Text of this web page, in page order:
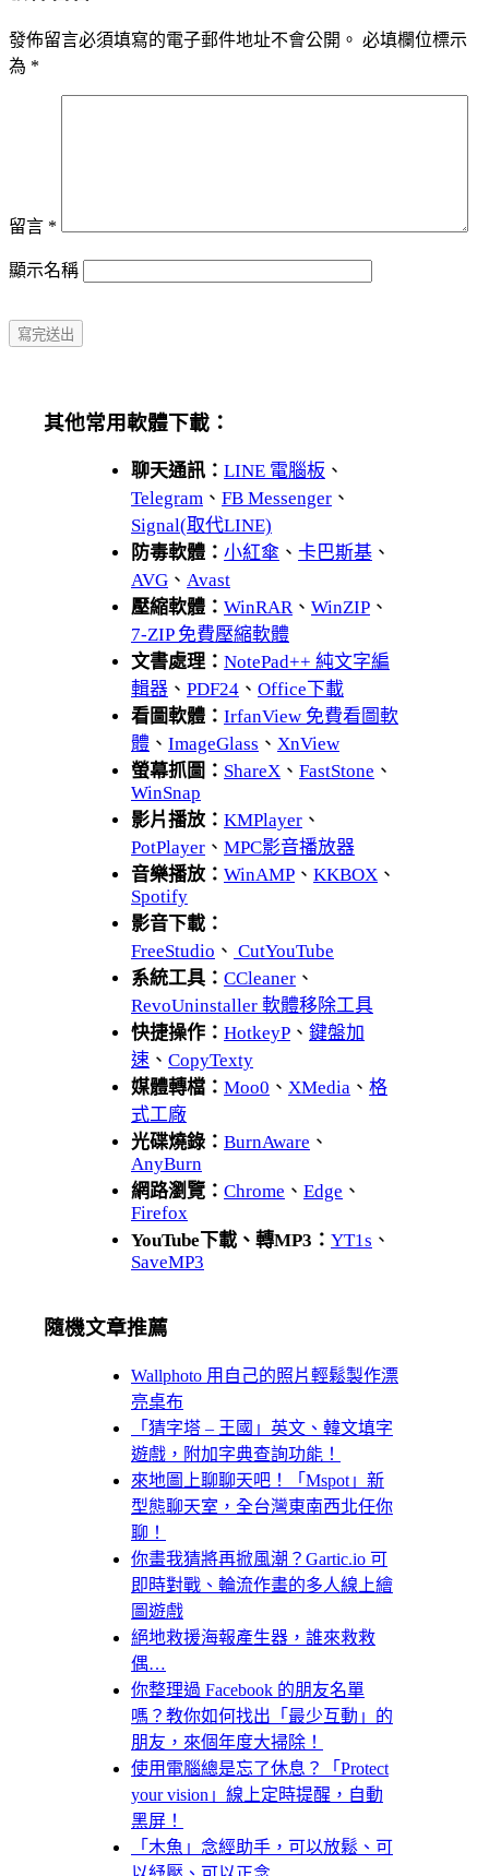
發佈留言必須填寫的電子郵件地址不會公開。 必填欄位標示
為 *
留言 *
顯示名稱
其他常用軟體下載：
聊天通訊： LINE 電腦板 、
Telegram 、 FB Messenger 、
Signal(取代LINE)
防毒軟體： 小紅傘 、 卡巴斯基 、
AVG 、 Avast
壓縮軟體： WinRAR、 WinZIP 、
7-ZIP 免費壓縮軟體
文書處理： NotePad++ 純文字編
輯器 、 PDF24 、 Office下載
看圖軟體： IrfanView 免費看圖軟
體 、 ImageGlass 、 XnView
螢幕抓圖： ShareX 、 FastStone 、
WinSnap
影片播放： KMPlayer 、
PotPlayer 、 MPC影音播放器
音樂播放： WinAMP 、 KKBOX 、
Spotify
影音下載：
FreeStudio 、 CutYouTube
系統工具： CCleaner 、
RevoUninstaller 軟體移除工具
快捷操作： HotkeyP 、 鍵盤加
速 、 CopyTexty
媒體轉檔： Moo0 、 XMedia 、 格
式工廠
光碟燒錄： BurnAware 、
AnyBurn
網路瀏覽： Chrome 、 Edge 、
Firefox
YouTube下載、轉MP3： YT1s 、
SaveMP3
隨機文章推薦
Wallphoto 用自己的照片輕鬆製作漂
亮桌布
「猜字塔 – 王國」英文、韓文填字
遊戲，附加字典查詢功能！
來地圖上聊聊天吧！「Mspot」新
型態聊天室，全台灣東南西北任你
聊！
你畫我猜將再掀風潮？Gartic.io 可
即時對戰、輪流作畫的多人線上繪
圖遊戲
絕地救援海報產生器，誰來救救
偶…
你整理過 Facebook 的朋友名單
嗎？教你如何找出「最少互動」的
朋友，來個年度大掃除！
使用電腦總是忘了休息？「Protect
your vision」線上定時提醒，自動
黑屏！
「木魚」念經助手，可以放鬆、可